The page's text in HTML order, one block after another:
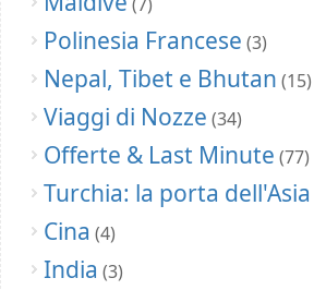
Polinesia Francese (3)
Nepal, Tibet e Bhutan (15)
Viaggi di Nozze (34)
Offerte & Last Minute (77)
Turchia: la porta dell'Asia
Cina (4)
India (3)